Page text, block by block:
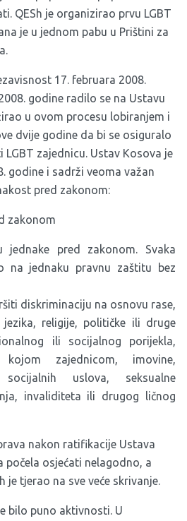
QESh je organizirao prvu LGBT
je u jednom pabu u Prištini za
17. februara 2008.
godine radilo se na Ustavu
u ovom procesu lobiranjem i
dvije godine da bi se osiguralo
zajednicu. Ustav Kosova je
godine i sadrži veoma važan
pred zakonom:
zakonom
jednake pred zakonom. Svaka
na jednaku pravnu zaštitu bez
diskriminaciju na osnovu rase,
religije, političke ili druge
ili socijalnog porijekla,
zajednicom, imovine,
uslova, seksualne
invaliditeta ili drugog ličnog
nakon ratifikacije Ustava
počela osjećati nelagodno, a
tjerao na sve veće skrivanje.
bilo puno aktivnosti. U